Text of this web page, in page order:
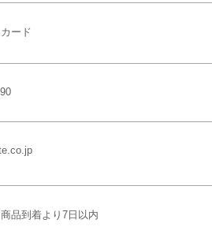
ード
品到着より7日以内